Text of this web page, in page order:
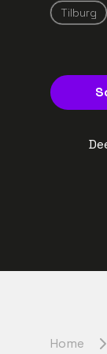
Tilburg
Home